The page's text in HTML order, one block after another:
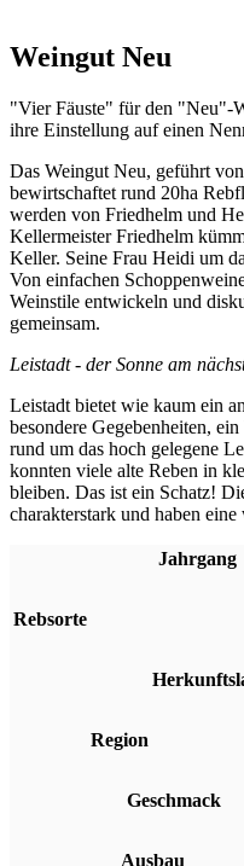
Weingut Neu
"Vier Fäuste" für den "Neu"-
ihre Einstellung auf einen
Das Weingut Neu, geführt
bewirtschaftet rund 20ha
werden von Friedhelm und
Kellermeister Friedhelm
Keller. Seine Frau Heidi um
Von einfachen
Weinstile entwickeln und
gemeinsam.
Leistadt - der Sonne am
Leistadt bietet wie kaum ein
besondere Gegebenheiten,
rund um das hoch gelegene
konnten viele alte Reben in
bleiben. Das ist ein Schatz!
charakterstark und haben
Jahrgang
Rebsorte
Region
Geschmack
Ausbau